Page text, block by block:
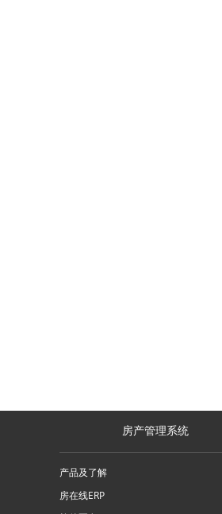
房产管理系统
产品及了解
房在线ERP